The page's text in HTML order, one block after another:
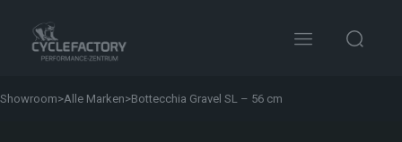
Showroom>Alle Marken>Bottecchia Gravel SL – 56 cm